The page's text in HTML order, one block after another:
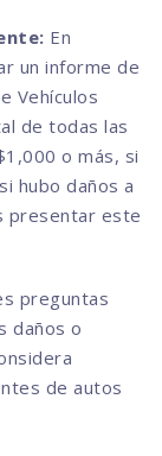
En
un informe de
Vehículos
de todas las
o más, si
hubo daños a
presentar este
preguntas
daños o
de autos